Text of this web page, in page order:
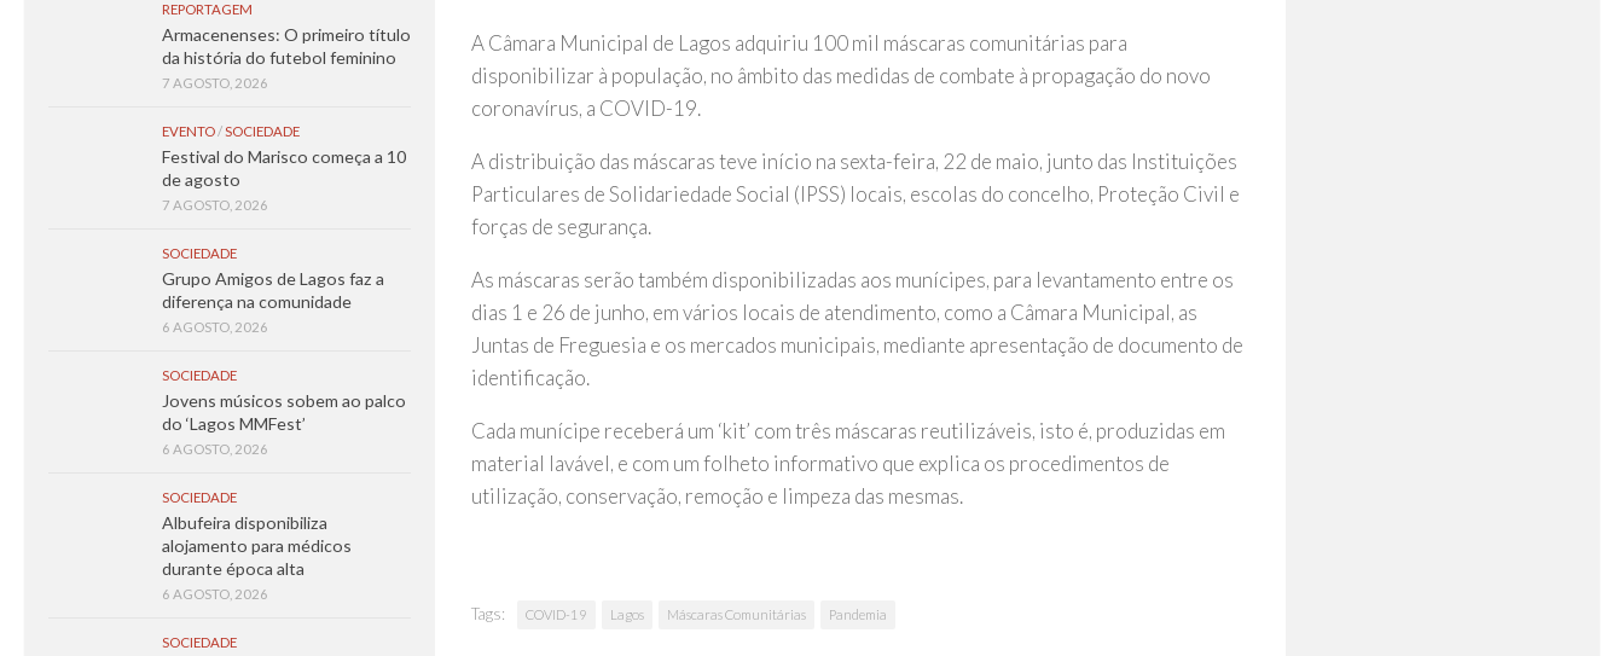
A Câmara Municipal de Lagos adquiriu 100 mil máscaras comunitárias para
disponibilizar à população, no âmbito das medidas de combate à propagação do novo
coronavírus, a COVID-19.
A distribuição das máscaras teve início na sexta-feira, 22 de maio, junto das Instituições
Particulares de Solidariedade Social (IPSS) locais, escolas do concelho, Proteção Civil e
forças de segurança.
As máscaras serão também disponibilizadas aos munícipes, para levantamento entre os
dias 1 e 26 de junho, em vários locais de atendimento, como a Câmara Municipal, as
Juntas de Freguesia e os mercados municipais, mediante apresentação de documento de
identificação.
Cada munícipe receberá um ‘kit’ com três máscaras reutilizáveis, isto é, produzidas em
material lavável, e com um folheto informativo que explica os procedimentos de
utilização, conservação, remoção e limpeza das mesmas.
Tags: COVID-19 Lagos Máscaras Comunitárias Pandemia
REPORTAGEM
Armacenenses: O primeiro título
da história do futebol feminino
7 AGOSTO, 2026
EVENTO/SOCIEDADE
Festival do Marisco começa a 10
de agosto
7 AGOSTO, 2026
SOCIEDADE
Grupo Amigos de Lagos faz a
diferença na comunidade
6 AGOSTO, 2026
SOCIEDADE
Jovens músicos sobem ao palco
do ‘Lagos MMFest’
6 AGOSTO, 2026
SOCIEDADE
Albufeira disponibiliza
alojamento para médicos
durante época alta
6 AGOSTO, 2026
SOCIEDADE